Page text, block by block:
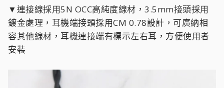
▼連接線採用5N OCC高純度線材，3.5mm接頭採用
鍍金處理，耳機端接頭採用CM 0.78設計，可廣納相
容其他線材，耳機連接端有標示左右耳，方便使用者
安裝